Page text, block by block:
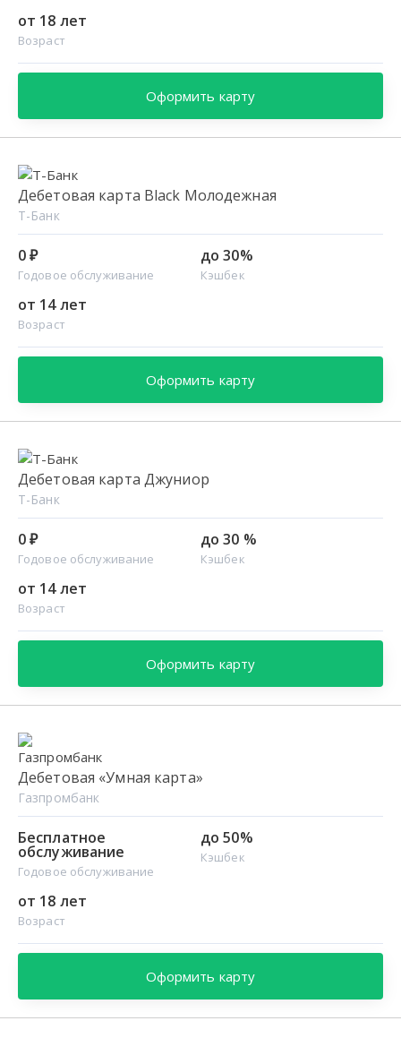
от 18 лет
Возраст
Оформить карту
Дебетовая карта Black Молодежная
Т-Банк
0 ₽
Годовое обслуживание
до 30%
Кэшбек
от 14 лет
Возраст
Оформить карту
Дебетовая карта Джуниор
Т-Банк
0 ₽
Годовое обслуживание
до 30 %
Кэшбек
от 14 лет
Возраст
Оформить карту
Дебетовая «Умная карта»
Газпромбанк
Бесплатное
обслуживание
Годовое обслуживание
до 50%
Кэшбек
от 18 лет
Возраст
Оформить карту